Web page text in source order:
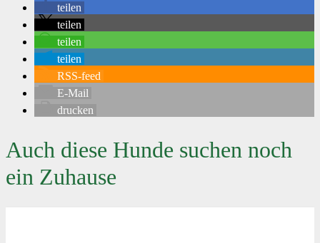
teilen
teilen
teilen
teilen
RSS-feed
E-Mail
drucken
Auch diese Hunde suchen noch
ein Zuhause